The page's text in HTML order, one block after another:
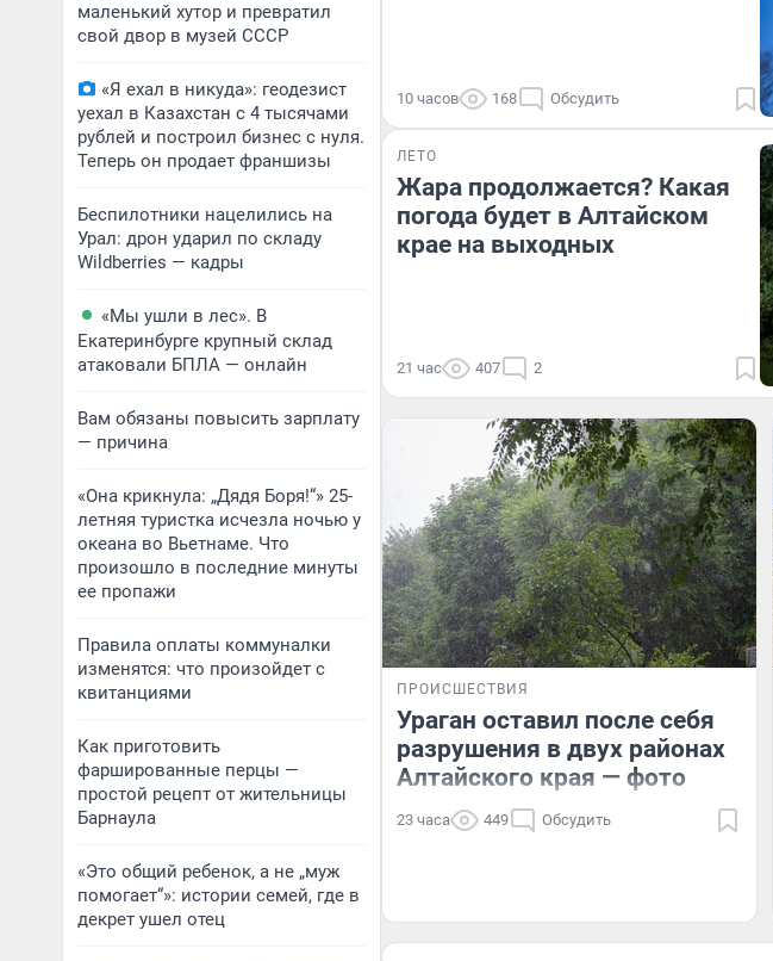
маленький хутор и превратил
свой двор в музей СССР
«Я ехал в никуда»: геодезист
уехал в Казахстан с 4 тысячами
рублей и построил бизнес с нуля.
Теперь он продает франшизы
Беспилотники нацелились на
Урал: дрон ударил по складу
Wildberries — кадры
«Мы ушли в лес». В
Екатеринбурге крупный склад
атаковали БПЛА — онлайн
Вам обязаны повысить зарплату
— причина
«Она крикнула: „Дядя Боря!“» 25-
летняя туристка исчезла ночью у
океана во Вьетнаме. Что
произошло в последние минуты
ее пропажи
Правила оплаты коммуналки
изменятся: что произойдет с
квитанциями
Как приготовить
фаршированные перцы —
простой рецепт от жительницы
Барнаула
«Это общий ребенок, а не „муж
помогает“»: истории семей, где в
декрет ушел отец
10 часов 168 Обсудить
ЛЕТО
Жара продолжается? Какая
погода будет в Алтайском
крае на выходных
21 час 407 2
ПРОИСШЕСТВИЯ
Ураган оставил после себя
разрушения в двух районах
Алтайского края — фото
23 часа 449 Обсудить